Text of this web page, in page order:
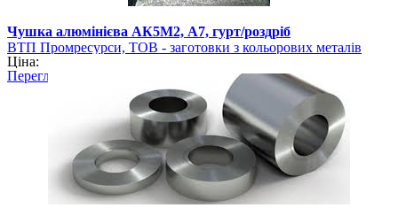
Чушка алюмінієва АК5М2, А7, гурт/роздріб
ВТП Промресурси, ТОВ - заготовки з кольорових металів
Ціна:
Перегляд